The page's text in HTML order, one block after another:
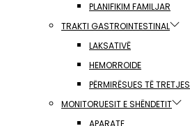
PLANIFIKIM FAMILJAR
TRAKTI GASTROINTESTINAL
LAKSATIVË
HEMORROIDE
PËRMIRËSUES TË TRETJES
MONITORUESIT E SHËNDETIT
APARATE